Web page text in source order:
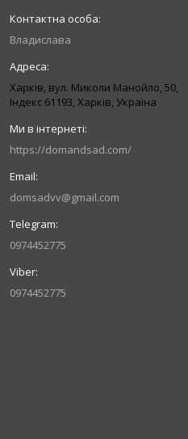
Владислава
Харків, вул. Миколи Манойло, 50,
Індекс 61193, Харків, Україна
https://domandsad.com/
domsadvv@gmail.com
0974452775
0974452775